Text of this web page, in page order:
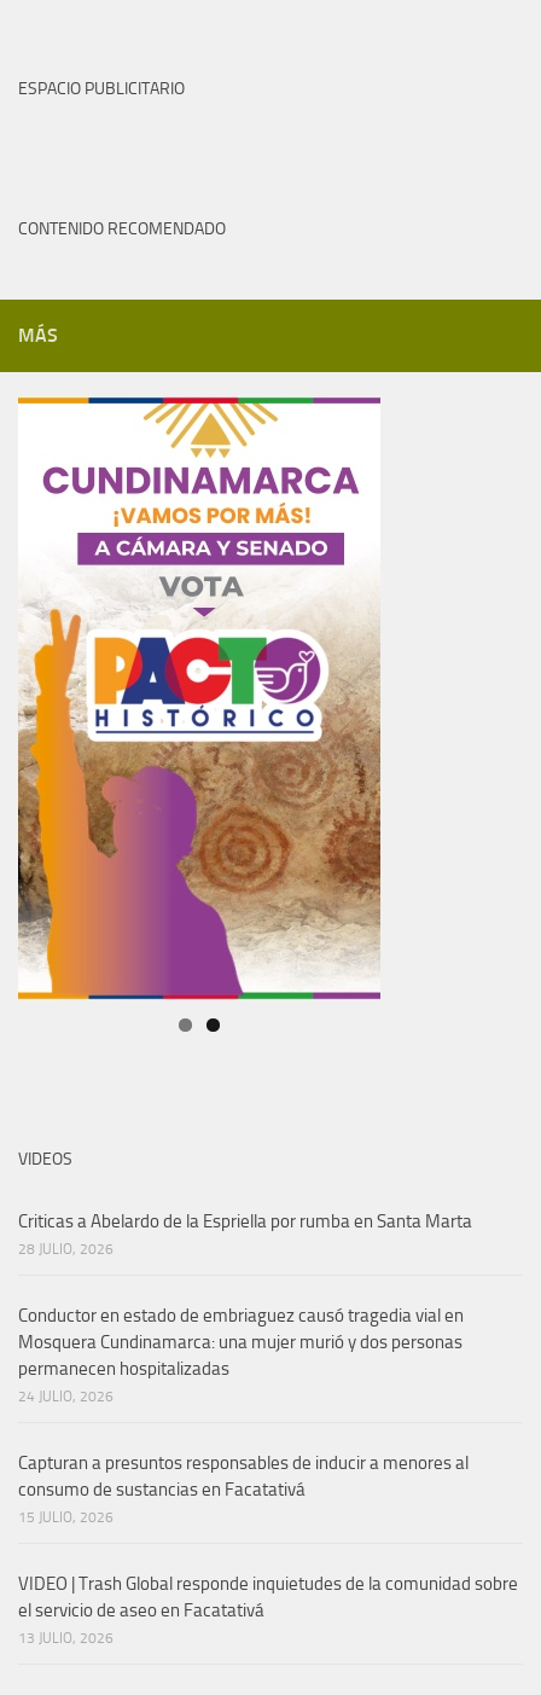
ESPACIO PUBLICITARIO
CONTENIDO RECOMENDADO
MÁS
VIDEOS
Criticas a Abelardo de la Espriella por rumba en Santa Marta
28 JULIO, 2026
Conductor en estado de embriaguez causó tragedia vial en
Mosquera Cundinamarca: una mujer murió y dos personas
permanecen hospitalizadas
24 JULIO, 2026
Capturan a presuntos responsables de inducir a menores al
consumo de sustancias en Facatativá
15 JULIO, 2026
VIDEO | Trash Global responde inquietudes de la comunidad sobre
el servicio de aseo en Facatativá
13 JULIO, 2026